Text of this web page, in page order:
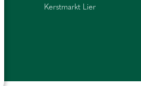
Kerstmarkt Lier